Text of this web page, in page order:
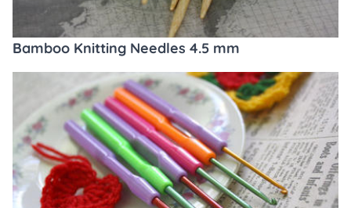
Bamboo Knitting Needles 4.5 mm